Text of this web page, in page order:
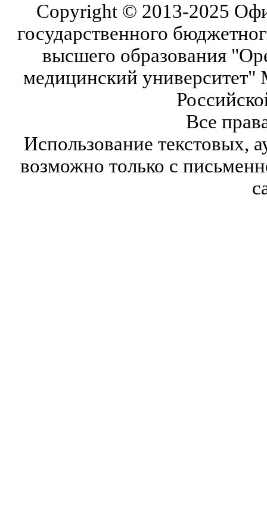
Copyright © 2013-2025
государственного
высшего образования
медицинский университет"
Все
Использование текстовых,
возможно только с